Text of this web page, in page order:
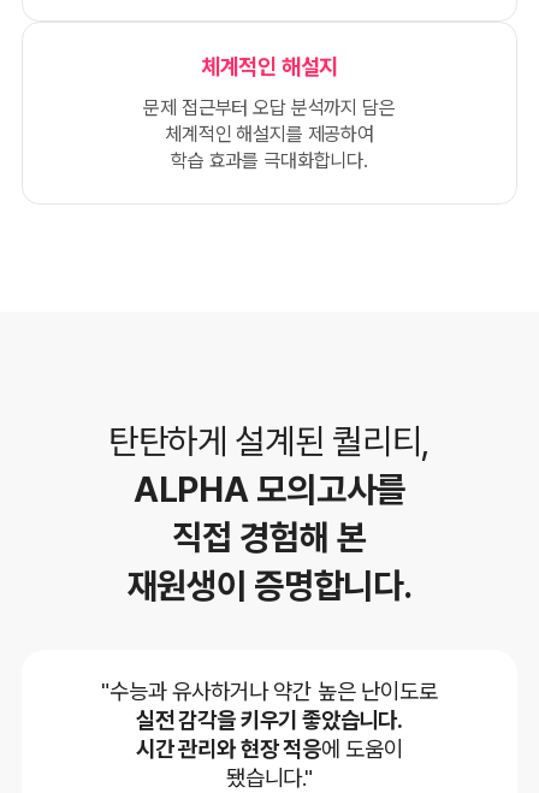
체계적인 해설지
문제 접근부터 오답 분석까지 담은
체계적인 해설지를 제공하여
학습 효과를 극대화합니다.
탄탄하게 설계된 퀄리티,
ALPHA 모의고사를
직접 경험해 본
재원생이 증명합니다.
"수능과 유사하거나 약간 높은 난이도로
실전 감각을 키우기 좋았습니다.
시간 관리와 현장 적응에 도움이
됐습니다."